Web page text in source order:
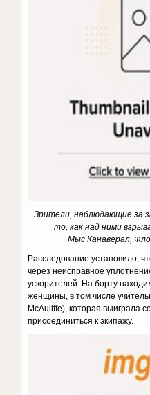
Зрители, наблюдающие за
то, как над ними
Мыс Канаверал,
Расследование установило,
через неисправное
ускорителей. На борту
женщины, в том числе
McAuliffe), которая выиграла
присоединиться к экипажу.